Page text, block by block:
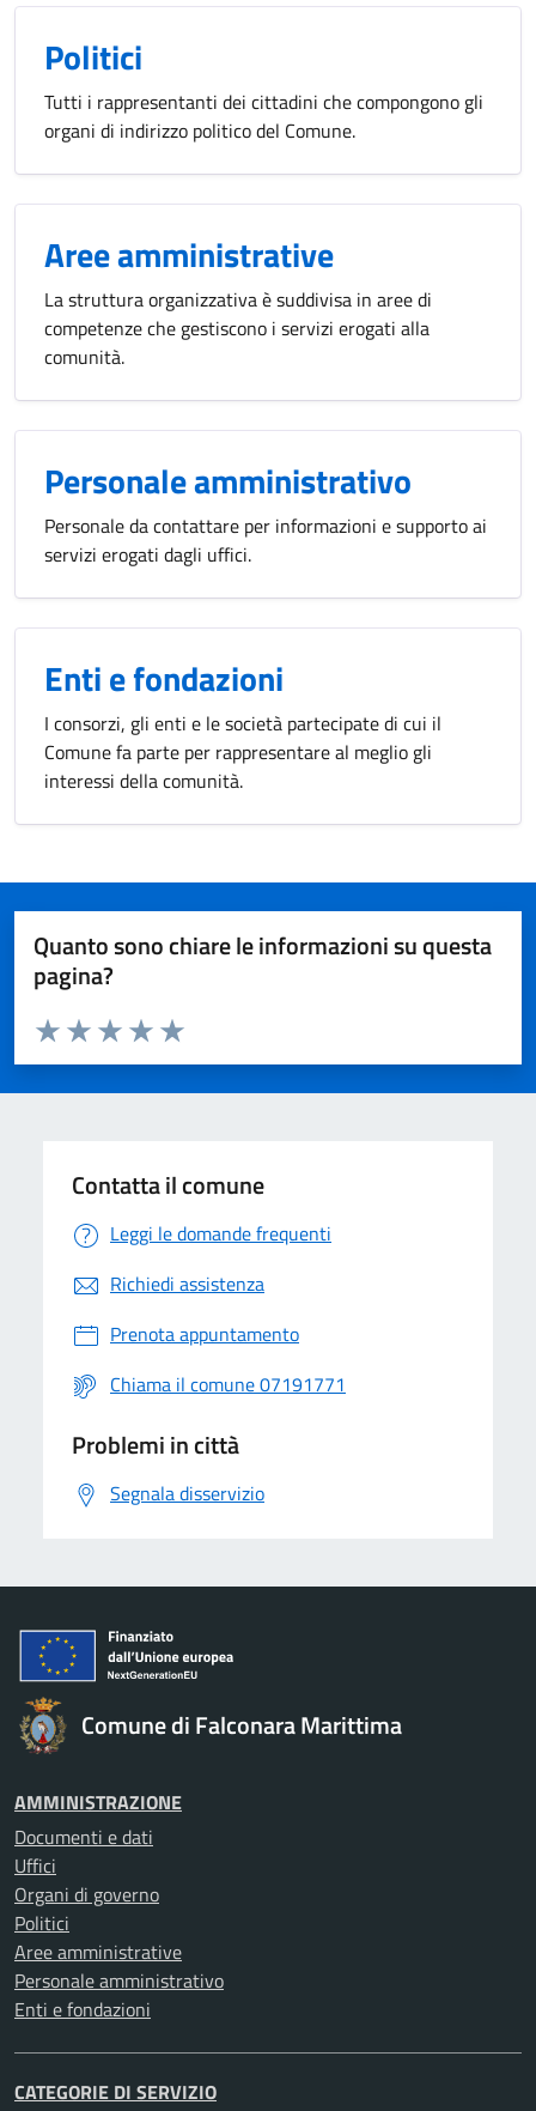
Politici
Tutti i rappresentanti dei cittadini che compongono gli
organi di indirizzo politico del Comune.
Aree amministrative
La struttura organizzativa è suddivisa in aree di
competenze che gestiscono i servizi erogati alla
comunità.
Personale amministrativo
Personale da contattare per informazioni e supporto ai
servizi erogati dagli uffici.
Enti e fondazioni
I consorzi, gli enti e le società partecipate di cui il
Comune fa parte per rappresentare al meglio gli
interessi della comunità.
Quanto sono chiare le informazioni su questa
pagina?
Valuta da 1 a 5 stelle la pagina
Valuta 5 stelle su 5
Valuta 4 stelle su 5
Valuta 3 stelle su 5
Valuta 2 stelle su 5
Valuta 1 stelle su 5
Contatta il comune
Leggi le domande frequenti
Richiedi assistenza
Prenota appuntamento
Chiama il comune 07191771
Problemi in città
Segnala disservizio
Comune di Falconara Marittima
AMMINISTRAZIONE
Documenti e dati
Uffici
Organi di governo
Politici
Aree amministrative
Personale amministrativo
Enti e fondazioni
CATEGORIE DI SERVIZIO